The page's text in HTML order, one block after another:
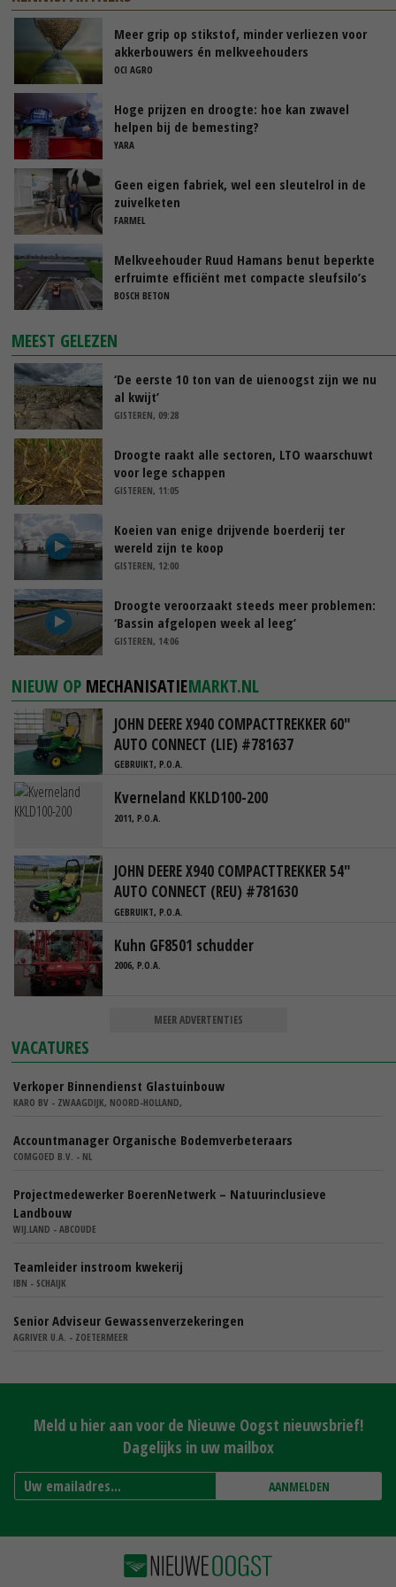
Meer grip op stikstof, minder verliezen voor
akkerbouwers én melkveehouders
OCI AGRO
Hoge prijzen en droogte: hoe kan zwavel
helpen bij de bemesting?
YARA
Geen eigen fabriek, wel een sleutelrol in de
zuivelketen
FARMEL
Melkveehouder Ruud Hamans benut beperkte
erfruimte efficiënt met compacte sleufsilo’s
BOSCH BETON
MEEST GELEZEN
‘De eerste 10 ton van de uienoogst zijn we nu
al kwijt’
GISTEREN, 09:28
Droogte raakt alle sectoren, LTO waarschuwt
voor lege schappen
GISTEREN, 11:05
Koeien van enige drijvende boerderij ter
wereld zijn te koop
GISTEREN, 12:00
Droogte veroorzaakt steeds meer problemen:
‘Bassin afgelopen week al leeg’
GISTEREN, 14:06
NIEUW OP MECHANISATIEMARKT.NL
JOHN DEERE X940 COMPACTTREKKER 60"
AUTO CONNECT (LIE) #781637
GEBRUIKT, P.O.A.
Kverneland KKLD100-200
2011, P.O.A.
JOHN DEERE X940 COMPACTTREKKER 54"
AUTO CONNECT (REU) #781630
GEBRUIKT, P.O.A.
Kuhn GF8501 schudder
2006, P.O.A.
MEER ADVERTENTIES
VACATURES
Verkoper Binnendienst Glastuinbouw
KARO BV - ZWAAGDIJK, NOORD-HOLLAND,
Accountmanager Organische Bodemverbeteraars
COMGOED B.V. - NL
Projectmedewerker BoerenNetwerk – Natuurinclusieve
Landbouw
WIJ.LAND - ABCOUDE
Teamleider instroom kwekerij
IBN - SCHAIJK
Senior Adviseur Gewassenverzekeringen
AGRIVER U.A. - ZOETERMEER
Meld u hier aan voor de Nieuwe Oogst nieuwsbrief!
Dagelijks in uw mailbox
AANMELDEN